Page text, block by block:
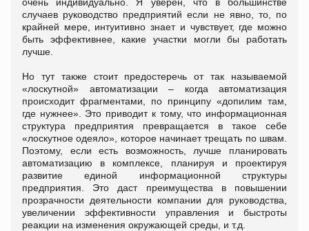
случаев руководство предприятий если не явно, то, по
крайней мере, интуитивно знает и чувствует, где можно
быть эффективнее, какие участки могли бы работать
лучше.
Но тут также стоит предостеречь от так называемой
«лоскутной» автоматизации – когда автоматизация
происходит фрагментами, по принципу «допилим там,
где нужнее». Это приводит к тому, что информационная
структура предприятия превращается в такое себе
«лоскутное одеяло», которое начинает трещать по швам.
Поэтому, если есть возможность, лучше планировать
автоматизацию в комплексе, планируя и проектируя
развитие единой информационной структуры
предприятия. Это даст преимущества в повышении
прозрачности деятельности компании для руководства,
увеличении эффективности управления и быстроты
реакции на изменения окружающей среды, и т.д.